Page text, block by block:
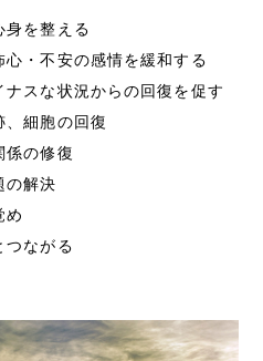
身を整える
・不安の感情を緩和する
スな状況からの回復を促す
、細胞の回復
係の修復
の解決
め
つながる